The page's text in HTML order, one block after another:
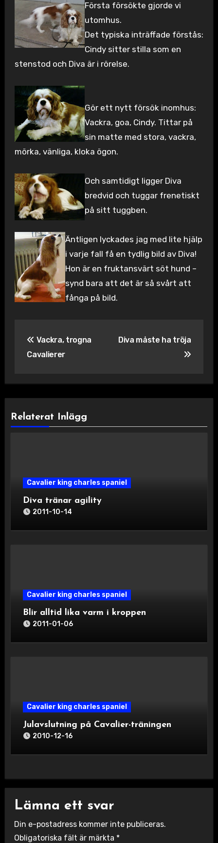
Första försökte gjorde vi
utomhus.
Det typiska inträffade förstås:
Cindy sitter stilla som en
stenstod och Diva är i rörelse.
Gör ett nytt försök inomhus:
Vackra, goa, Cindy. Tittar på
sin matte med stora, vackra,
mörka, vänliga, kloka ögon.
Och samtidigt ligger Diva
bredvid och tuggar frenetiskt
på sitt tuggben.
Äntligen lyckades jag med lite hjälp
i varje fall få en tydlig bild av Diva!
Hon är en fruktansvärt söt hund –
synd bara att det är så svårt att
fånga på bild.
Vackra, trogna
Cavalierer
Diva måste ha tröja
Relaterat Inlägg
Cavalier king charles spaniel
Diva tränar agility
2011-10-14
Cavalier king charles spaniel
Blir alltid lika varm i kroppen
2011-01-06
Cavalier king charles spaniel
Julavslutning på Cavalier-träningen
2010-12-16
Lämna ett svar
Din e-postadress kommer inte publiceras.
Obligatoriska fält är märkta *